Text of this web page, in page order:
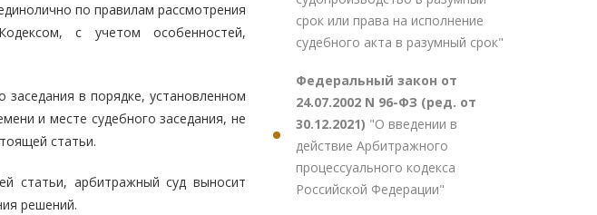
по правилам рассмотрения
с учетом особенностей,
в порядке, установленном
и месте судебного заседания, не
статьи.
статьи, арбитражный суд выносит
решений.
срок или права на исполнение
судебного акта в разумный срок"
Федеральный закон от
24.07.2002 N 96-ФЗ (ред. от
30.12.2021) "О введении в
действие Арбитражного
процессуального кодекса
Российской Федерации"